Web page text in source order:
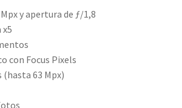
y apertura de ƒ/1,8
con Focus Pixels
63 Mpx)